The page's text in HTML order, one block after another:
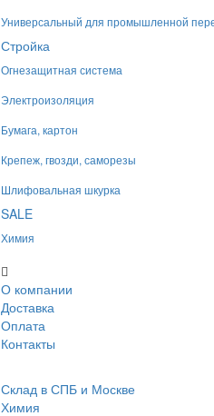
Универсальный для промышленной
Стройка
Огнезащитная система
Электроизоляция
Бумага, картон
Крепеж, гвозди, саморезы
Шлифовальная шкурка
SALE
Химия
О компании
Доставка
Оплата
Контакты
Склад в СПБ и Москве
Химия